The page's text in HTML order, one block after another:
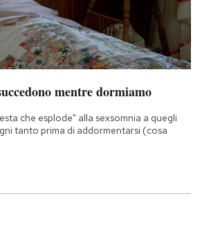
mentre dormiamo
che esplode" alla sexsomnia a quegli
tanto prima di addormentarsi (cosa